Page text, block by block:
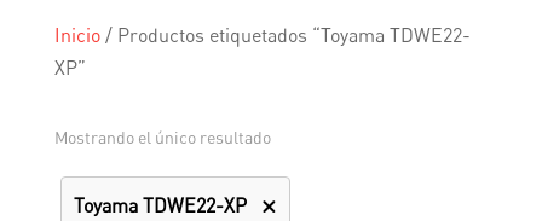
Inicio/ Productos etiquetados “Toyama TDWE22-
XP”
Mostrando el único resultado
Toyama TDWE22-XP